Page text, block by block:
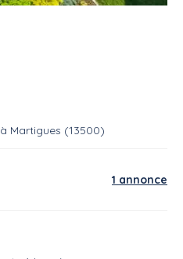
à Martigues (13500)
1 annonce